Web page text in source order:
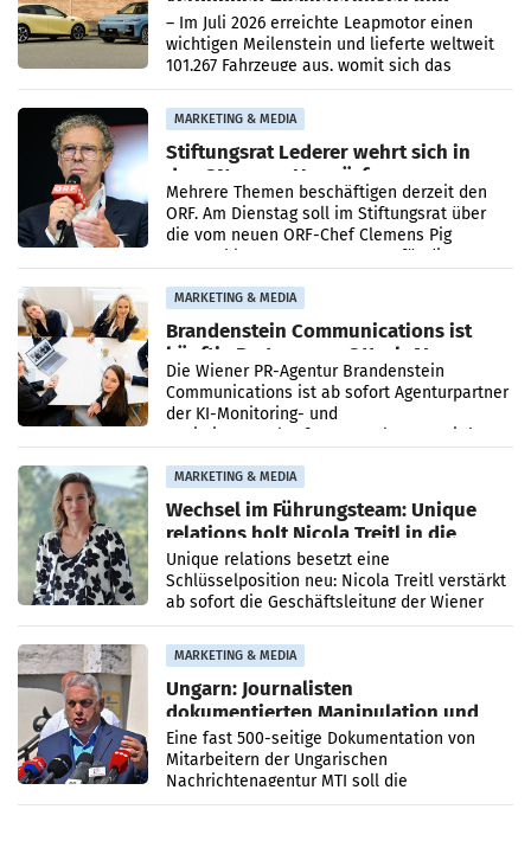
überschreitet die 100.000er-Marke
– Im Juli 2026 erreichte Leapmotor einen
wichtigen Meilenstein und lieferte weltweit
101.267 Fahrzeuge aus, womit sich das
Ergebnis gegenüber Juli 2025 mehr als
verdoppelte (+102
MARKETING & MEDIA
Stiftungsrat Lederer wehrt sich in
den SN gegen Vorwürfe
Mehrere Themen beschäftigen derzeit den
ORF. Am Dienstag soll im Stiftungsrat über
die vom neuen ORF-Chef Clemens Pig
vorgeschlagenen Besetzungen für die
MARKETING & MEDIA
Brandenstein Communications ist
künftig Partner von OtterlyAI
Die Wiener PR-Agentur Brandenstein
Communications ist ab sofort Agenturpartner
der KI-Monitoring- und
Optimierungsplattform OtterlyAI. Damit baut
MARKETING & MEDIA
Wechsel im Führungsteam: Unique
relations holt Nicola Treitl in die
Geschäftsleitung
Unique relations besetzt eine
Schlüsselposition neu: Nicola Treitl verstärkt
ab sofort die Geschäftsleitung der Wiener
PR-Agentur an der Seite von Josef Kalina und
Anna Kalina-Mahr.
MARKETING & MEDIA
Ungarn: Journalisten
dokumentierten Manipulation und
Zensur
Eine fast 500-seitige Dokumentation von
Mitarbeitern der Ungarischen
Nachrichtenagentur MTI soll die
systematische Nachrichten-Manipulation und